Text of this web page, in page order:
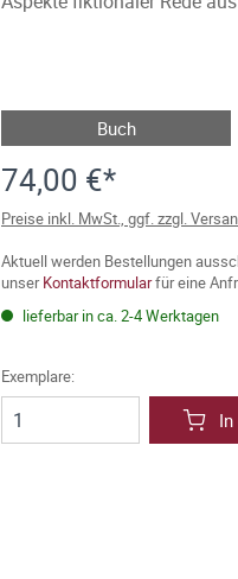
Buch
74,00 €*
Preise inkl. MwSt., ggf. zzgl.
Aktuell werden Bestellungen
unserKontaktformularfür eine
lieferbar in ca. 2-4 Werktagen
Exemplare: